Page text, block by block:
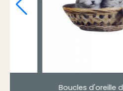
Boucles